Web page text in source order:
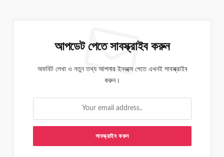
আপডেট পেতে সাবস্ক্রাইব করুন
অফবিট লেখা ও নতুন তথ্য আপনার ইনবক্সে পেতে এখনই সাবস্ক্রাইব
করুন।